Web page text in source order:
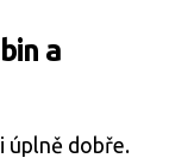
a
úplně dobře.